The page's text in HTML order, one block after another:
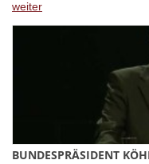
weiter
BUNDESPRÄSIDENT